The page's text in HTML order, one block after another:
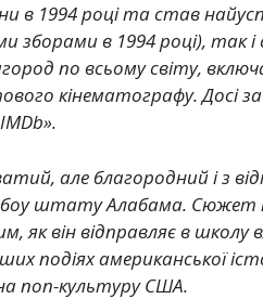
в 1994 році та став
зборами в 1994 році), так
по всьому світу,
кінематографу. Досі
але благородний і з
штату Алабама. Сюжет
він відправляє в школу
подіях американської
поп-культуру США.